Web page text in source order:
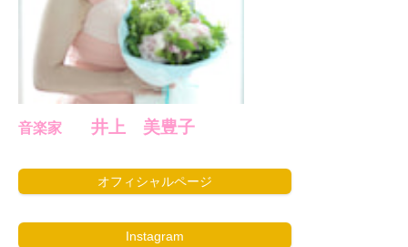
音楽家 井上 美豊子
オフィシャルページ
Instagram